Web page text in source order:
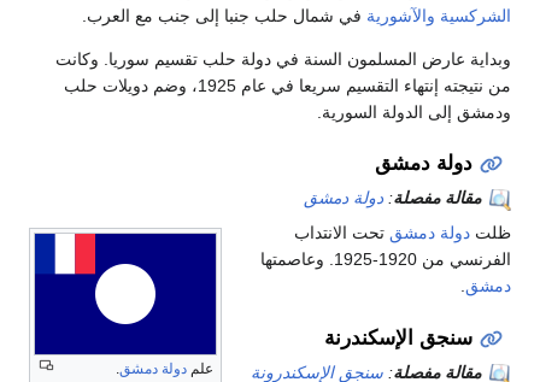
الشركسية والآشورية في شمال حلب جنبا إلى جنب مع العرب.
وبداية عارض المسلمون السنة في دولة حلب تقسيم سوريا. وكانت
من نتيجته إنتهاء التقسيم سريعا في عام 1925، وضم دويلات حلب
ودمشق إلى الدولة السورية.
دولة دمشق
مقالة مفصلة: دولة دمشق
علم دولة دمشق.
ظلت دولة دمشق تحت الانتداب
الفرنسي من 1920-1925. وعاصمتها
دمشق.
سنجق الإسكندرنة
مقالة مفصلة: سنجق الإسكندرونة